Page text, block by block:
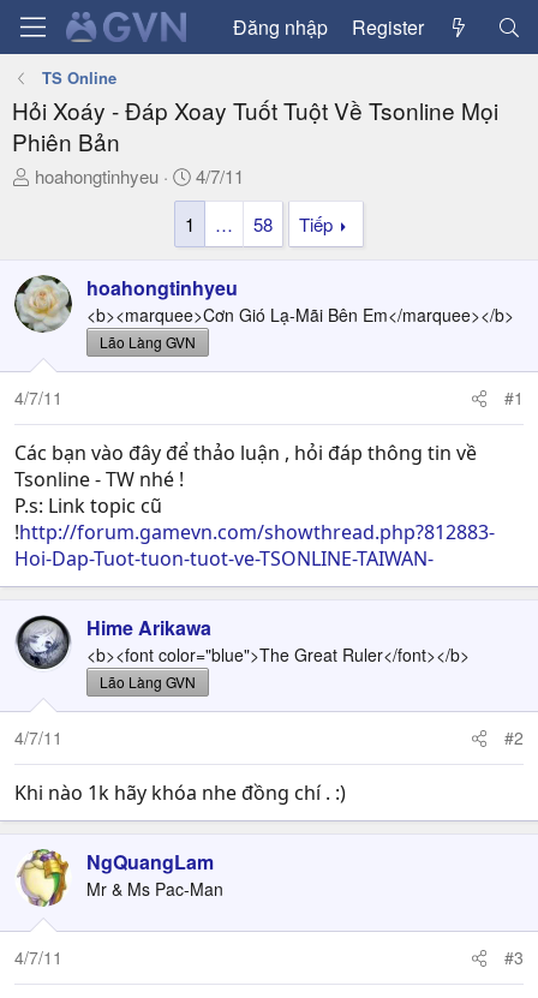
Đăng nhập Register
TS Online
Hỏi Xoáy - Đáp Xoay Tuốt Tuột Về Tsonline Mọi
Phiên Bản
T
a
d
s
a
r
t
e
r
hoahongtinhyeu
N
g
y
g
ử
i
4/7/11
1
… 58 Tiếp
hoahongtinhyeu
<b><marquee>Cơn Gió Lạ-Mãi Bên Em</marquee></b>
Lão Làng GVN
4/7/11 #1
Các bạn vào đây để thảo luận , hỏi đáp thông tin về
Tsonline - TW nhé !
P.s: Link topic cũ
!http://forum.gamevn.com/showthread.php?812883-
Hoi-Dap-Tuot-tuon-tuot-ve-TSONLINE-TAIWAN-
Hime Arikawa
<b><font color="blue">The Great Ruler</font></b>
Lão Làng GVN
4/7/11 #2
Khi nào 1k hãy khóa nhe đồng chí . :)
NgQuangLam
Mr & Ms Pac-Man
4/7/11 #3